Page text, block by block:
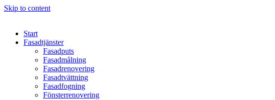
Skip to content
Start
Fasadtjänster
Fasadputs
Fasadmålning
Fasadrenovering
Fasadtvättning
Fasadfogning
Fönsterrenovering